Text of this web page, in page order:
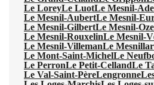
Le LoreyLe LuotLe Mesnil-
Le Mesnil-AubertLe Mesnil-
Le Mesnil-GilbertLe Mesnil-
Le Mesnil-RouxelinLe Mesnil-
Le Mesnil-VillemanLe
Le Mont-Saint-MichelLe
Le PerronLe Petit-CellandLe
Le Val-Saint-PèreLengronne